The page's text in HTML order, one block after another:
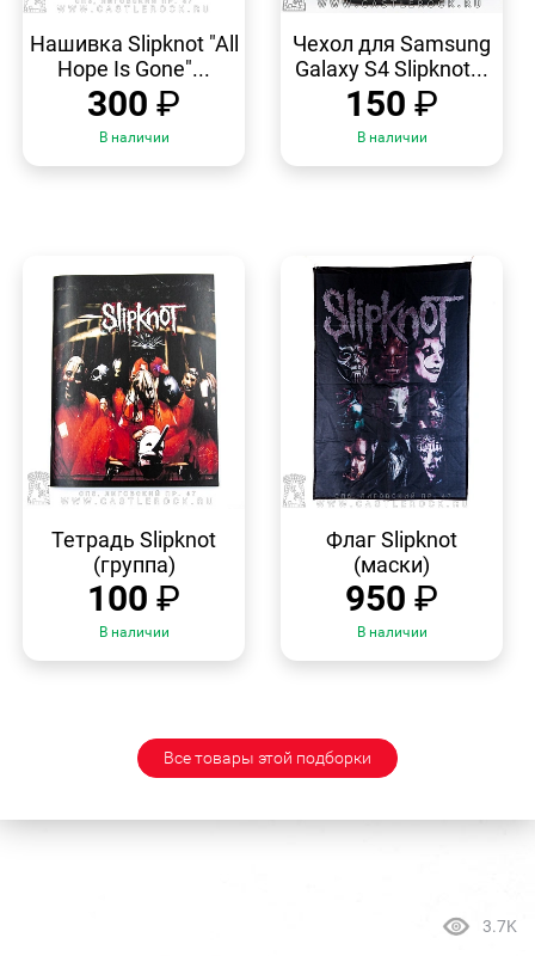
ПРОСМОТР
Нашивка Slipknot "All
Hope Is Gone"...
300 ₽
В наличии
ПРОСМОТР
Чехол для Samsung
Galaxy S4 Slipknot...
150 ₽
В наличии
ПРОСМОТР
Тетрадь Slipknot
(группа)
100 ₽
В наличии
ПРОСМОТР
Флаг Slipknot
(маски)
950 ₽
В наличии
Все товары этой подборки
3.7K